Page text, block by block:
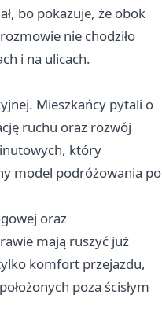
bo pokazuje, że obok
nie chodziło
i na ulicach.
Mieszkańcy pytali o
ruchu oraz rozwój
który
model podróżowania po
oraz
mają ruszyć już
komfort przejazdu,
poza ścisłym